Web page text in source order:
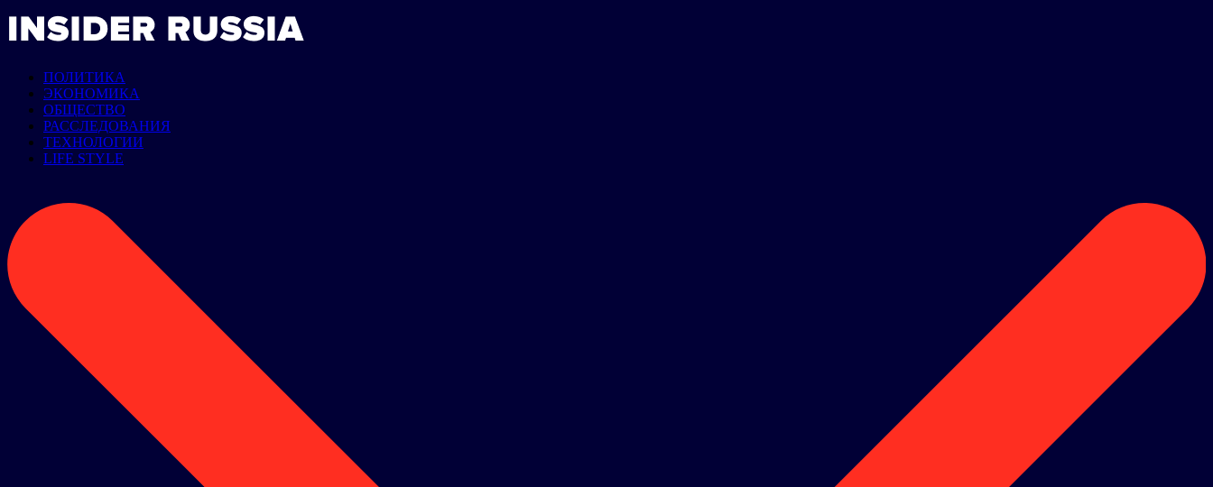
ПОЛИТИКА
ЭКОНОМИКА
ОБЩЕСТВО
РАССЛЕДОВАНИЯ
ТЕХНОЛОГИИ
LIFE STYLE